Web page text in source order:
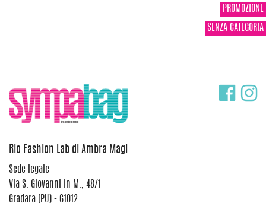
PROMOZIONE
SENZA CATEGORIA
Rio Fashion Lab di Ambra Magi
Sede legale
Via S. Giovanni in M., 48/1
Gradara (PU) - 61012